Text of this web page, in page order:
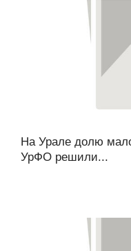
На Урале долю
УрФО решили...